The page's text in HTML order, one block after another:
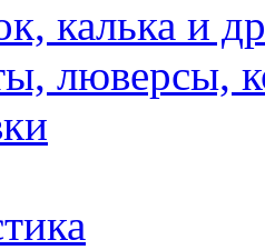
калька и
люверсы,